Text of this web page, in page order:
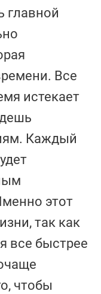
главной
Все
истекает
Каждый
этот
так как
все быстрее
чтобы